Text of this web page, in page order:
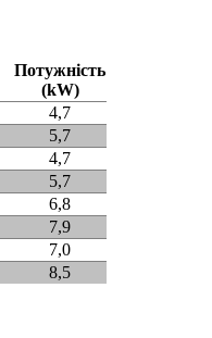
Потужність
(kW)
4,7
5,7
4,7
5,7
6,8
7,9
7,0
8,5